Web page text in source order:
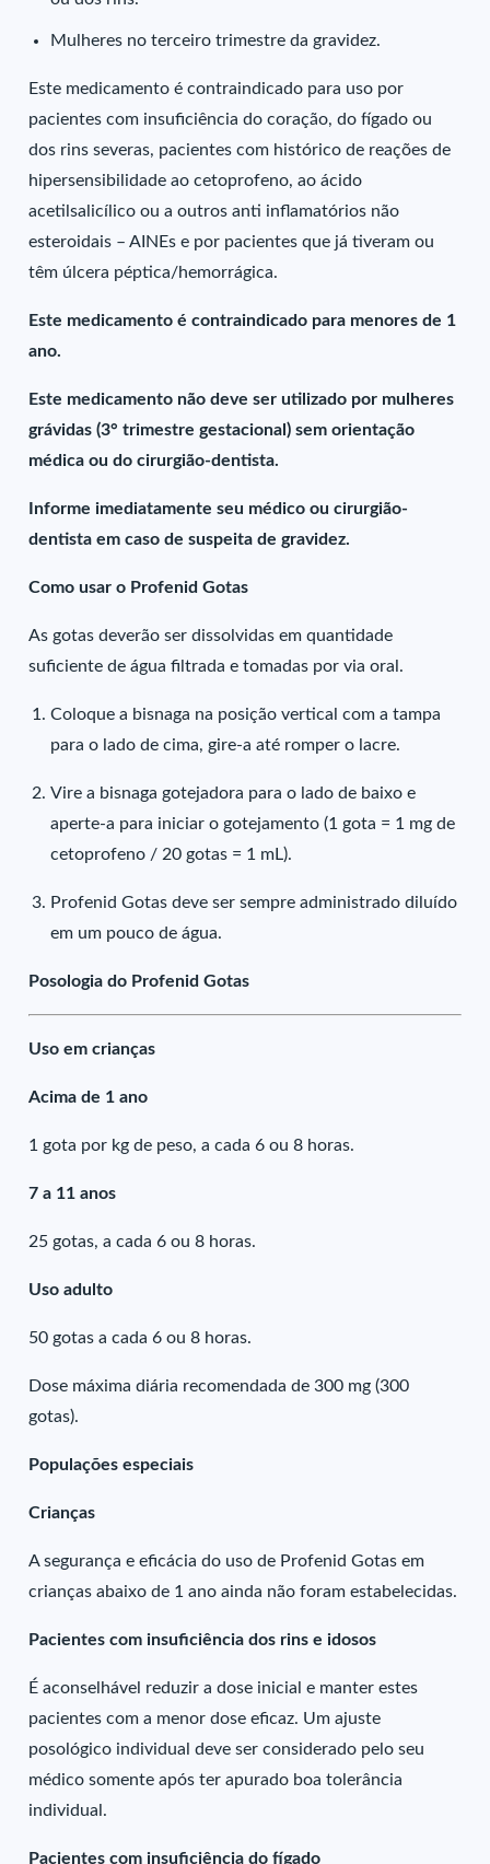
Mulheres no terceiro trimestre da gravidez.
Este medicamento é contraindicado para uso por
pacientes com insuficiência do coração, do fígado ou
dos rins severas, pacientes com histórico de reações de
hipersensibilidade ao cetoprofeno, ao ácido
acetilsalicílico ou a outros anti inflamatórios não
esteroidais – AINEs e por pacientes que já tiveram ou
têm úlcera péptica/hemorrágica.
Este medicamento é contraindicado para menores de 1
ano.
Este medicamento não deve ser utilizado por mulheres
grávidas (3° trimestre gestacional) sem orientação
médica ou do cirurgião-dentista.
Informe imediatamente seu médico ou cirurgião-
dentista em caso de suspeita de gravidez.
Como usar o Profenid Gotas
As gotas deverão ser dissolvidas em quantidade
suficiente de água filtrada e tomadas por via oral.
Coloque a bisnaga na posição vertical com a tampa
para o lado de cima, gire-a até romper o lacre.
Vire a bisnaga gotejadora para o lado de baixo e
aperte-a para iniciar o gotejamento (1 gota = 1 mg de
cetoprofeno / 20 gotas = 1 mL).
Profenid Gotas deve ser sempre administrado diluído
em um pouco de água.
Posologia do Profenid Gotas
Uso em crianças
Acima de 1 ano
1 gota por kg de peso, a cada 6 ou 8 horas.
7 a 11 anos
25 gotas, a cada 6 ou 8 horas.
Uso adulto
50 gotas a cada 6 ou 8 horas.
Dose máxima diária recomendada de 300 mg (300
gotas).
Populações especiais
Crianças
A segurança e eficácia do uso de Profenid Gotas em
crianças abaixo de 1 ano ainda não foram estabelecidas.
Pacientes com insuficiência dos rins e idosos
É aconselhável reduzir a dose inicial e manter estes
pacientes com a menor dose eficaz. Um ajuste
posológico individual deve ser considerado pelo seu
médico somente após ter apurado boa tolerância
individual.
Pacientes com insuficiência do fígado